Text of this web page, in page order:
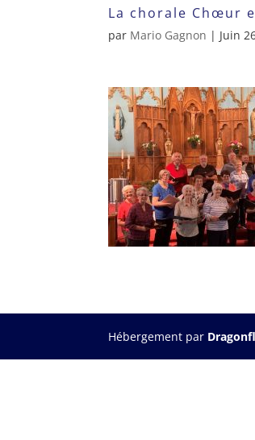
La chorale Chœur
par Mario Gagnon | Juin
Hébergement par